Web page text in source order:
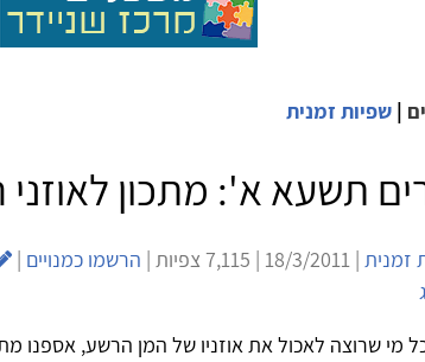
| שפיות זמנית
תשעא א': מתכון לאוזני
זמנית | 18/3/2011 | 7,115 צפיות | הרשמו כמנויים |
מי שרוצה לאכול את אוזניו של המן הרשע, אספנו